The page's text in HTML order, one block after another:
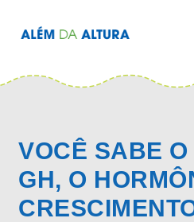
a
m
A
l
t
u
VOCÊ SABE O
GH, O